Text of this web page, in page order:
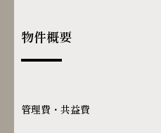
物件概要
管理費・共益費